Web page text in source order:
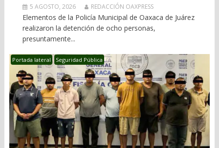
5 AGOSTO, 2026 REDACCIÓN OAXPRESS
Elementos de la Policía Municipal de Oaxaca de Juárez
realizaron la detención de ocho personas,
presuntamente...
Portada lateral Seguridad Pública